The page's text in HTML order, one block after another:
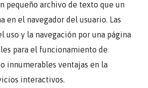
pequeño archivo de texto que un
en el navegador del usuario. Las
uso y la navegación por una página
para el funcionamiento de
innumerables ventajas en la
interactivos.